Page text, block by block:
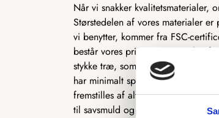
Når vi snakker kvalitetsmaterialer,
Størstedelen af vores materialer
vi benytter, kommer fra FSC-
består vores primære materiale
stykke træ, som ofte bruges i
har minimalt spild i produktionen,
fremstilles af alt det træ, der
til savsmuld og herefter presset